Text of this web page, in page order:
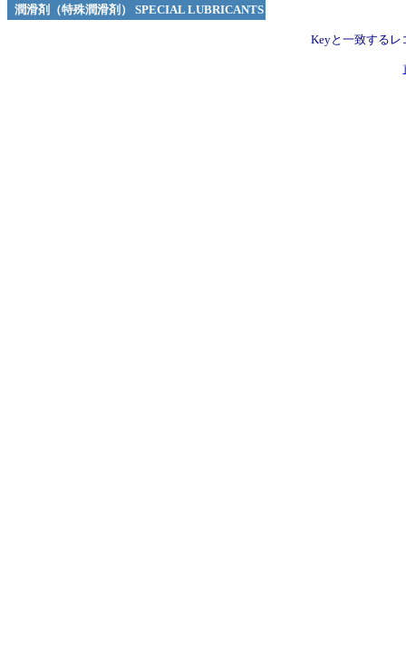
潤滑剤（特殊潤滑剤） SPECIAL LUBRICANTS
Keyと一致するレ